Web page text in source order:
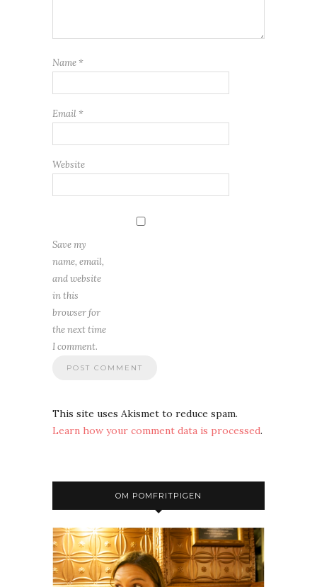
Name *
Email *
Website
Save my
name, email,
and website
in this
browser for
the next time
I comment.
This site uses Akismet to reduce spam.
Learn how your comment data is processed.
OM POMFRITPIGEN